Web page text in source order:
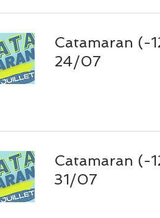
Catamaran (-
24/07
Catamaran (-
31/07